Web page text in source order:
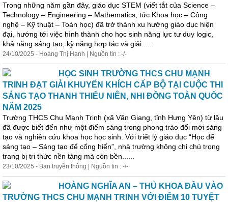
Trong những năm gần đây, giáo dục STEM (viết tắt của Science –
Technology – Engineering – Mathematics, tức Khoa học – Công
nghệ – Kỹ thuật – Toán học) đã trở thành xu hướng giáo dục hiện
đại, hướng tới việc hình thành cho học sinh năng lực tư duy logic,
khả năng sáng tạo, kỹ năng hợp tác và giải......
24/10/2025 - Hoàng Thị Hạnh | Nguồn tin : -/-
HỌC SINH TRƯỜNG THCS CHU MẠNH
TRINH ĐẠT GIẢI KHUYẾN KHÍCH CẤP BỘ TẠI CUỘC THI
SÁNG TẠO THANH THIẾU NIÊN, NHI ĐỒNG TOÀN QUỐC
NĂM 2025
Trường THCS Chu Mạnh Trinh (xã Văn Giang, tỉnh Hưng Yên) từ lâu
đã được biết đến như một điểm sáng trong phong trào đổi mới sáng
tạo và nghiên cứu khoa học học sinh. Với triết lý giáo dục “Học để
sáng tạo – Sáng tạo để cống hiến”, nhà trường không chỉ chú trọng
trang bị tri thức nền tảng mà còn bền......
23/10/2025 - Ban truyền thông | Nguồn tin : -/-
HOÀNG NGHĨA AN – THỦ KHOA ĐẦU VÀO
TRƯỜNG THCS CHU MẠNH TRINH VỚI ĐIỂM 10 TUYỆT